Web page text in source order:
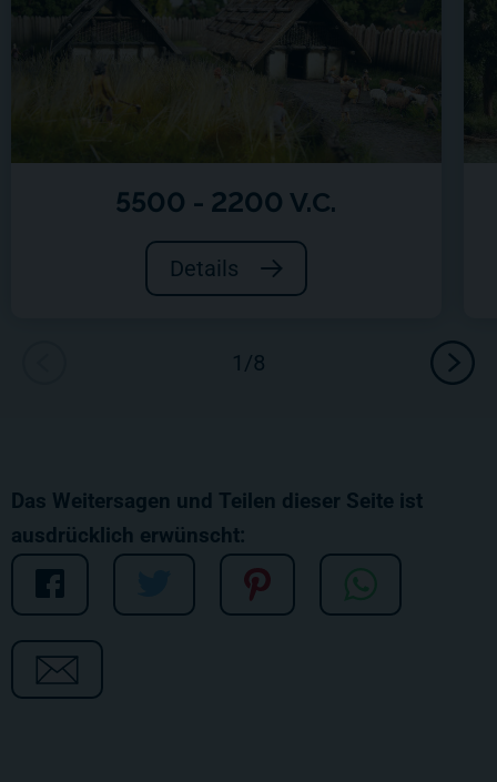
5500 - 2200 V.C.
Details
Das Weitersagen und Teilen dieser Seite ist
ausdrücklich erwünscht: